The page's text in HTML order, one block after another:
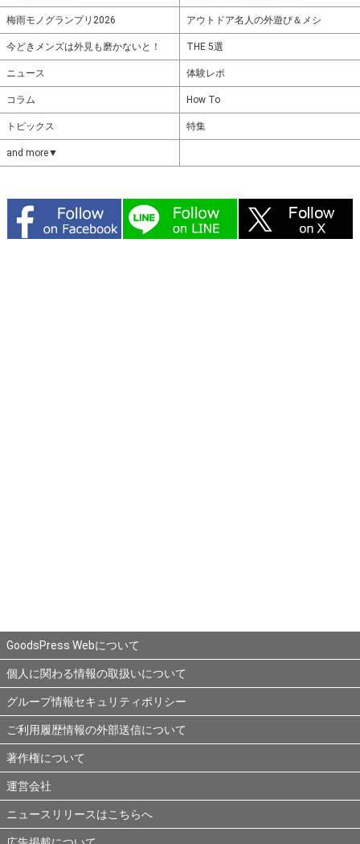
梅雨モノグランプリ2026 アウトドア名人の外遊び＆メシ
今どきメンズは外見も磨かないと！ THE 5選
ニュース 体験レポ
コラム How To
トピックス 特集
and more▼
GoodsPress Webについて
個人に関わる情報の取扱いについて
グループ情報セキュリティポリシー
ご利用履歴情報の外部送信について
著作権について
運営会社
ニュースリリースはこちらへ